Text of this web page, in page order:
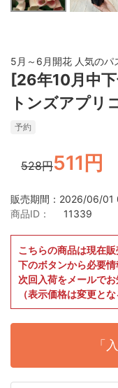
5月～6月開花 人気のパ
[26年10月中
トンズアプリ
予約
528円511円
販売期間：2026/06/
商品ID：
11339
こちらの商品は現在販
下のボタンから必要情
次回入荷をメールで
（表示価格は変更と
「